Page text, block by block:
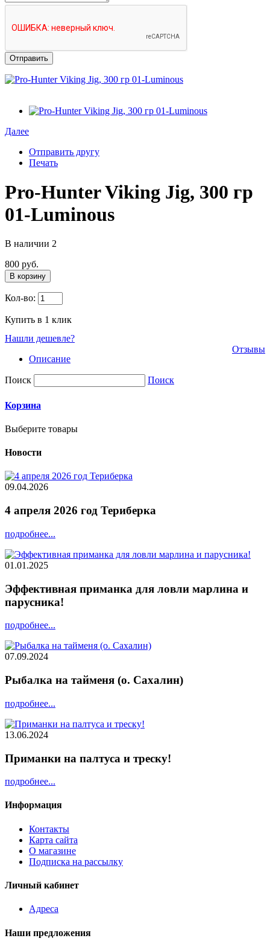
Отправить
Далее
Отправить другу
Печать
Pro-Hunter Viking Jig, 300 гр
01-Luminous
В наличии 2
800 руб.
В корзину
Кол-во:
Купить в 1 клик
Нашли дешевле?
Отзывы
Описание
Поиск Поиск
Корзина
Выберите товары
Новости
09.04.2026
4 апреля 2026 год Териберка
подробнее...
01.01.2025
Эффективная приманка для ловли марлина и
парусника!
подробнее...
07.09.2024
Рыбалка на тайменя (о. Сахалин)
подробнее...
13.06.2024
Приманки на палтуса и треску!
подробнее...
Информация
Контакты
Карта сайта
О магазине
Подписка на рассылку
Личный кабинет
Адреса
Наши предложения